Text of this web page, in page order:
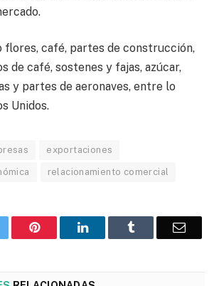
flores, café, partes de construcción,
de café, sostenes y fajas, azúcar,
y partes de aeronaves, entre lo
Unidos.
exportaciones
relacionamiento comercial
Pinterest LinkedInTumblr